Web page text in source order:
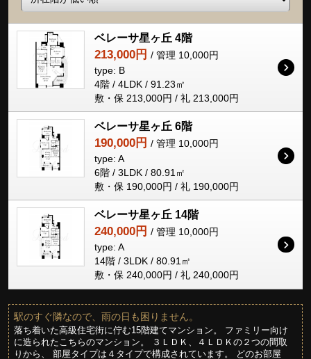
ベレーサ星ヶ丘 4階
213,000円 / 管理 10,000円
type: B
4階 / 4LDK / 91.23㎡
敷・保 213,000円 / 礼 213,000円
ベレーサ星ヶ丘 6階
190,000円 / 管理 10,000円
type: A
6階 / 3LDK / 80.91㎡
敷・保 190,000円 / 礼 190,000円
ベレーサ星ヶ丘 14階
240,000円 / 管理 10,000円
type: A
14階 / 3LDK / 80.91㎡
敷・保 240,000円 / 礼 240,000円
駅のすぐ隣なので、雨の日も困りません。
落ち着いた高級住宅街に佇む15階建てマンション。 ファミリー向け
に造られたこちらのマンション。 ３ＬＤＫ、４ＬＤＫの２つの間取
りから、 部屋タイプは４タイプで構成されています。 どのお部屋